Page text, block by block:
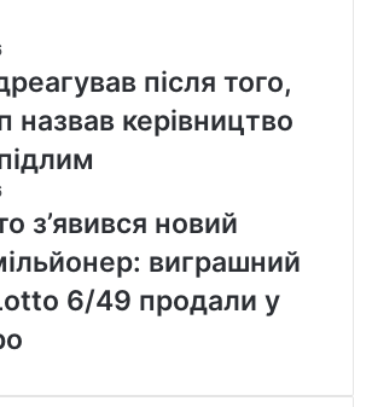
після того,
назвав керівництво
з’явився новий
виграшний
6/49 продали у